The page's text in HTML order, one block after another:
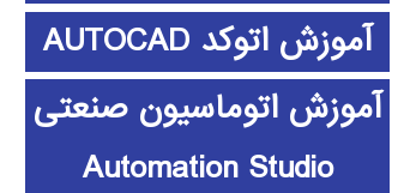
آموزش اتوکد AUTOCAD
آموزش اتوماسیون صنعتی
Automation Studio